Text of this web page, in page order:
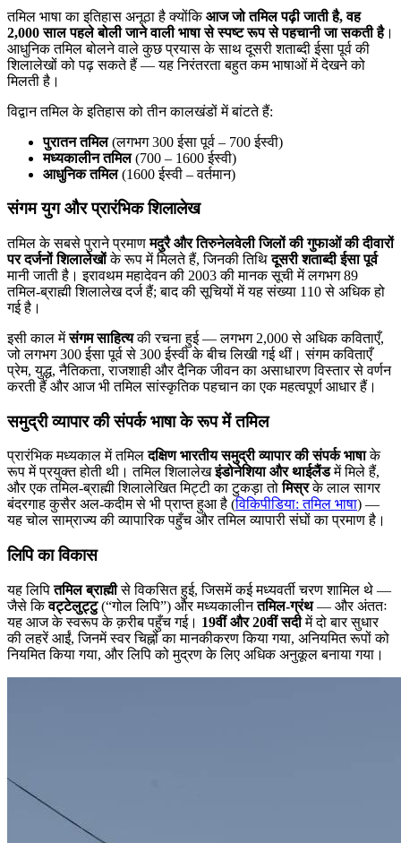
तमिल भाषा का इतिहास अनूठा है क्योंकिआज जो तमिल पढ़ी जाती है, वह
2,000 साल पहले बोली जाने वाली भाषा से स्पष्ट रूप से पहचानी जा सकती है।
आधुनिक तमिल बोलने वाले कुछ प्रयास के साथ दूसरी शताब्दी ईसा पूर्व की
शिलालेखों को पढ़ सकते हैं — यह निरंतरता बहुत कम भाषाओं में देखने को
मिलती है।
विद्वान तमिल के इतिहास को तीन कालखंडों में बांटते हैं:
पुरातन तमिल(लगभग 300 ईसा पूर्व – 700 ईस्वी)
मध्यकालीन तमिल(700 – 1600 ईस्वी)
आधुनिक तमिल(1600 ईस्वी – वर्तमान)
संगम युग और प्रारंभिक शिलालेख
तमिल के सबसे पुराने प्रमाणमदुरै और तिरुनेलवेली जिलों की गुफाओं की दीवारों
पर दर्जनों शिलालेखोंके रूप में मिलते हैं, जिनकी तिथिदूसरी शताब्दी ईसा पूर्व
मानी जाती है। इरावथम महादेवन की 2003 की मानक सूची में लगभग 89
तमिल-ब्राह्मी शिलालेख दर्ज हैं; बाद की सूचियों में यह संख्या 110 से अधिक हो
गई है।
इसी काल मेंसंगम साहित्यकी रचना हुई — लगभग 2,000 से अधिक कविताएँ,
जो लगभग 300 ईसा पूर्व से 300 ईस्वी के बीच लिखी गई थीं। संगम कविताएँ
प्रेम, युद्ध, नैतिकता, राजशाही और दैनिक जीवन का असाधारण विस्तार से वर्णन
करती हैं और आज भी तमिल सांस्कृतिक पहचान का एक महत्वपूर्ण आधार हैं।
समुद्री व्यापार की संपर्क भाषा के रूप में तमिल
प्रारंभिक मध्यकाल में तमिलदक्षिण भारतीय समुद्री व्यापार की संपर्क भाषाके
रूप में प्रयुक्त होती थी। तमिल शिलालेखइंडोनेशिया और थाईलैंडमें मिले हैं,
और एक तमिल-ब्राह्मी शिलालेखित मिट्टी का टुकड़ा तोमिस्रके लाल सागर
बंदरगाह कुसैर अल-कदीम से भी प्राप्त हुआ है (विकिपीडिया: तमिल भाषा) —
यह चोल साम्राज्य की व्यापारिक पहुँच और तमिल व्यापारी संघों का प्रमाण है।
लिपि का विकास
यह लिपितमिल ब्राह्मीसे विकसित हुई, जिसमें कई मध्यवर्ती चरण शामिल थे —
जैसे किवट्टेलुट्टु(“गोल लिपि”) और मध्यकालीनतमिल-ग्रंथ— और अंततः
यह आज के स्वरूप के क़रीब पहुँच गई। 19वीं और 20वीं सदीमें दो बार सुधार
की लहरें आईं, जिनमें स्वर चिह्नों का मानकीकरण किया गया, अनियमित रूपों को
नियमित किया गया, और लिपि को मुद्रण के लिए अधिक अनुकूल बनाया गया।